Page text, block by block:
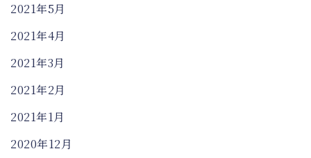
2021年5月
2021年4月
2021年3月
2021年2月
2021年1月
2020年12月